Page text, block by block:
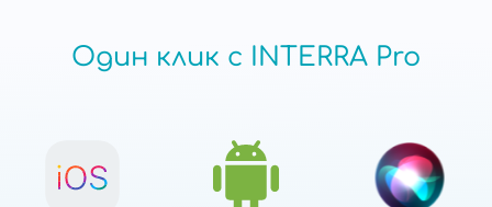
Один клик с INTERRA Pro